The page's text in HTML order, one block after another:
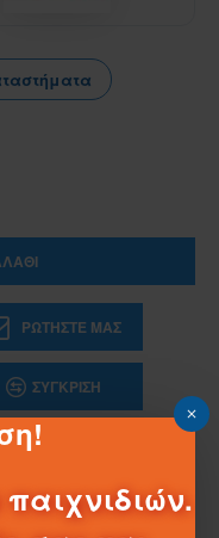
ΡΩΤΉΣΤΕ ΜΑΣ
ΣΎΓΚΡΙΣΗ